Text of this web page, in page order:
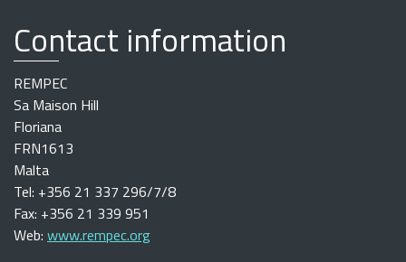
Contact information
REMPEC
Sa Maison Hill
Floriana
FRN1613
Malta
Tel: +356 21 337 296/7/8
Fax: +356 21 339 951
Web: www.rempec.org